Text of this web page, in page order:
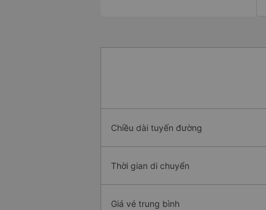
Chiều dài tuyến đường
Thời gian di chuyển
Giá vé trung bình